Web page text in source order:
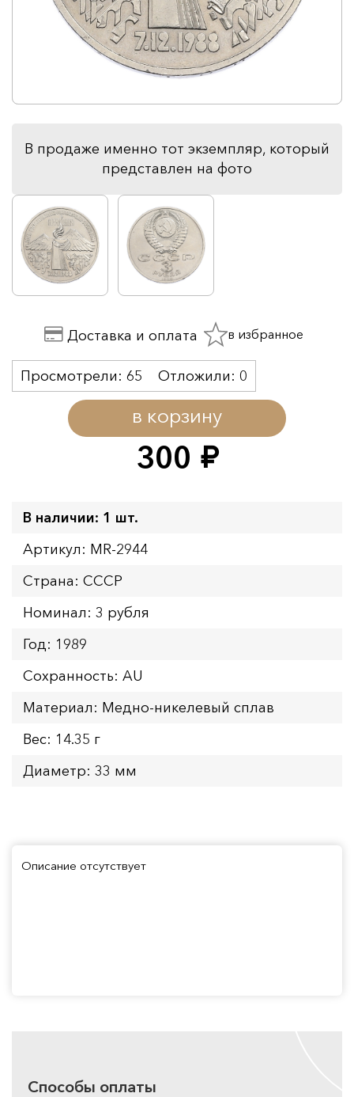
В продаже именно тот экземпляр, который
представлен на фото
300 руб.
в корзину
Просмотрели: 65 Отложили: 0
Доставка и оплата в избранное
В наличии: 1 шт.
Артикул: MR-2944
Страна: СССР
Номинал: 3 рубля
Год: 1989
Сохранность: AU
Материал: Медно-никелевый сплав
Вес: 14.35 г
Диаметр: 33 мм
Описание отсутствует
Способы оплаты